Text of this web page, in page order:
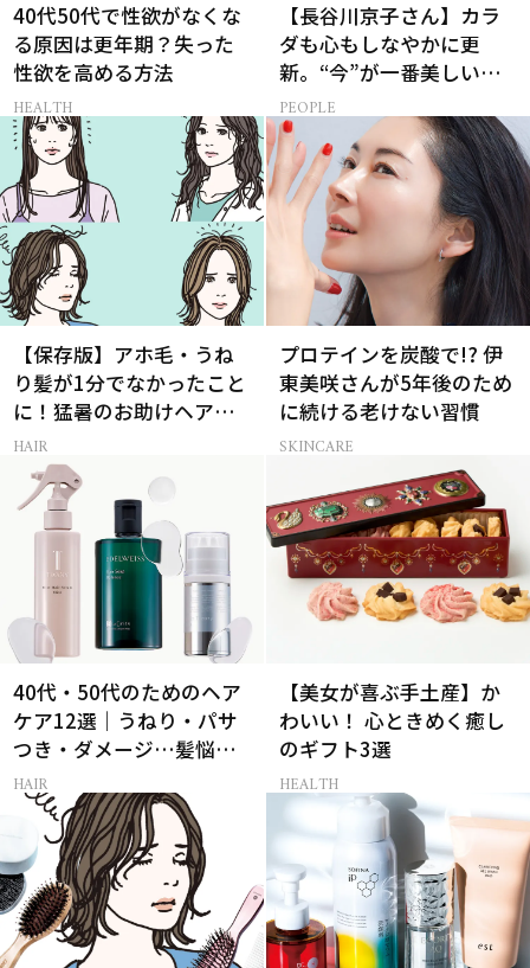
40代50代で性欲がなくな
る原因は更年期？失った
性欲を高める方法
HEALTH
【長谷川京子さん】カラ
ダも心もしなやかに更
新。“今”が一番美しい
［特別画像集］
PEOPLE
【保存版】アホ毛・うね
り髪が1分でなかったこと
に！猛暑のお助けヘアア
イテム16選
HAIR
プロテインを炭酸で!? 伊
東美咲さんが5年後のため
に続ける老けない習慣
SKINCARE
40代・50代のためのヘア
ケア12選｜うねり・パサ
つき・ダメージ…髪悩み
から選ぶベスコス受賞コ
スメ
HAIR
【美女が喜ぶ手土産】か
わいい！ 心ときめく癒し
のギフト3選
HEALTH